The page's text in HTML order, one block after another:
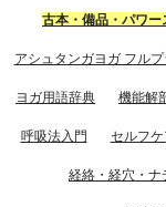
古本・備品・パワー
アシュタンガヨガ フル
ヨガ用語辞典 機能解
呼吸法入門 セルフ
経絡・経穴・ナ